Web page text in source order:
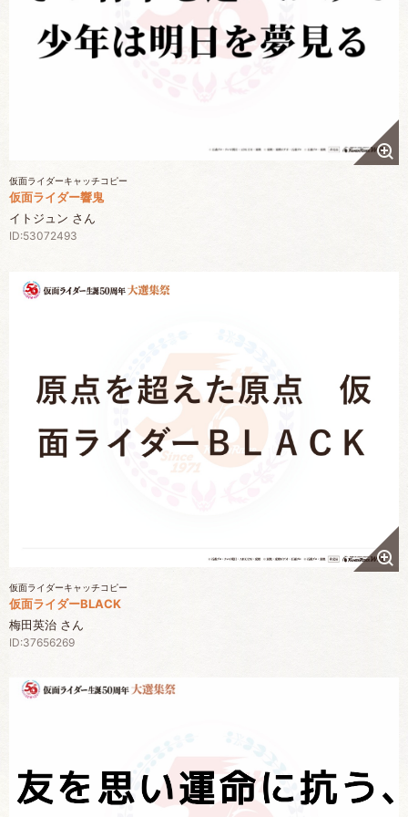
仮面ライダーキャッチコピー
仮面ライダー響鬼
イトジュン さん
ID:53072493
仮面ライダーキャッチコピー
仮面ライダーBLACK
梅田英治 さん
ID:37656269